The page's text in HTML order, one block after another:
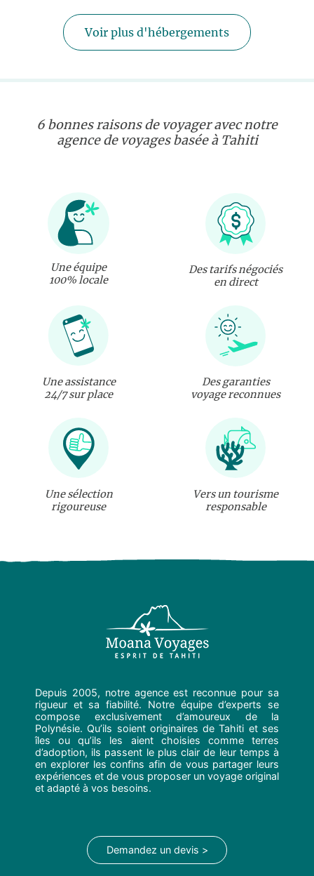
Voir plus d'hébergements
6 bonnes raisons de voyager avec notre
agence de voyages basée à Tahiti
Une équipe
100% locale
Des tarifs négociés
en direct
Une assistance
24/7 sur place
Des garanties
voyage reconnues
Une sélection
rigoureuse
Vers un tourisme
responsable
Depuis 2005, notre agence est reconnue pour sa
rigueur et sa fiabilité. Notre équipe d’experts se
compose exclusivement d’amoureux de la
Polynésie. Qu’ils soient originaires de Tahiti et ses
îles ou qu’ils les aient choisies comme terres
d’adoption, ils passent le plus clair de leur temps à
en explorer les confins afin de vous partager leurs
expériences et de vous proposer un voyage original
et adapté à vos besoins.
Demandez un devis >